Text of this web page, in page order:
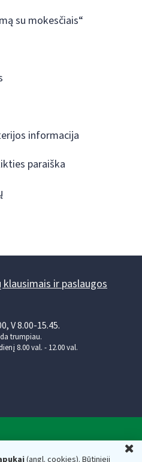
(angl. cookies). Būtinieji
su mokesčiais“
informacija
paraiška
ir paslaugos
V 8.00-15.45.
trumpiau.
8.00 val. - 12.00 val.
prie Lietuvos